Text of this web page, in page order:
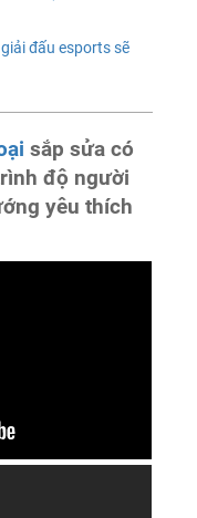
đấu esports sẽ
sắp sửa có
độ người
yêu thích